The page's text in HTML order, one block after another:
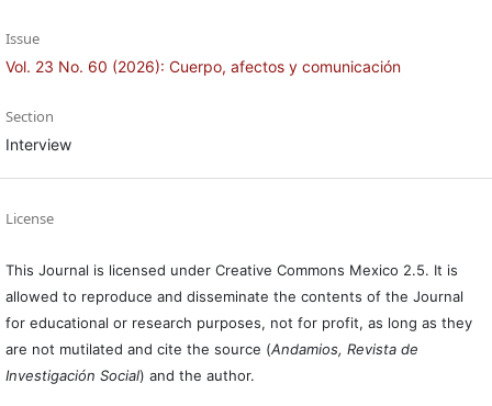
Issue
Vol. 23 No. 60 (2026): Cuerpo, afectos y comunicación
Section
Interview
License
This Journal is licensed under Creative Commons Mexico 2.5. It is
allowed to reproduce and disseminate the contents of the Journal
for educational or research purposes, not for profit, as long as they
are not mutilated and cite the source (Andamios, Revista de
Investigación Social) and the author.